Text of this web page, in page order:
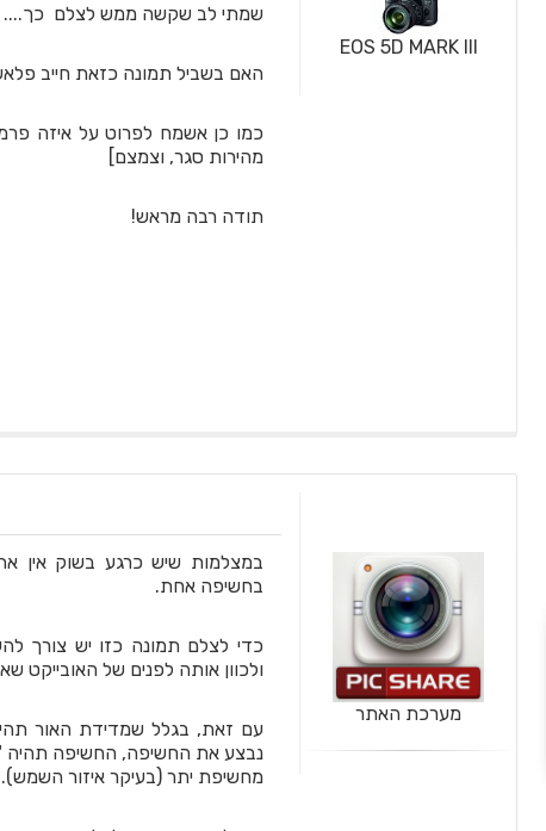
שמתי לב שקשה ממש לצלם כך....
האם בשביל תמונה כזאת חייב
כמו כן אשמח לפרוט על איזה
מהירות סגר, וצמצם]
תודה רבה מראש!
EOS 5D MARK III
במצלמות שיש כרגע בשוק אין
בחשיפה אחת.
כדי לצלם תמונה כזו יש צורך
ולכוון אותה לפנים של האובייקט
עם זאת, בגלל שמדידת האור
נבצע את החשיפה, החשיפה תהיה
מחשיפת יתר (בעיקר איזור השמש).
מערכת האתר